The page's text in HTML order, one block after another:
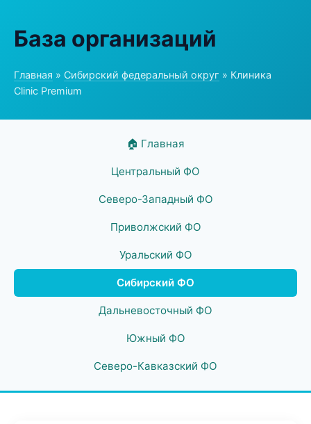
База организаций
Главная » Сибирский федеральный округ » Клиника
Clinic Premium
🏠 Главная
Центральный ФО
Северо-Западный ФО
Приволжский ФО
Уральский ФО
Сибирский ФО
Дальневосточный ФО
Южный ФО
Северо-Кавказский ФО